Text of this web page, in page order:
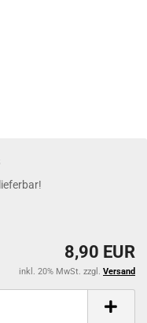
8,90 EUR
inkl. 20% MwSt. zzgl. Versand